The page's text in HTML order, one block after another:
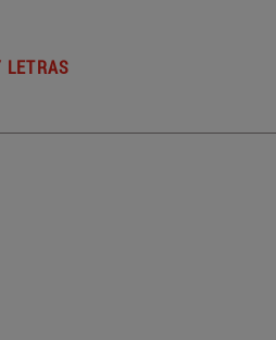
LETRAS